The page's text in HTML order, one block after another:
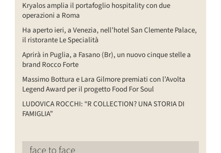
Kryalos amplia il portafoglio hospitality con due
operazioni a Roma
Ha aperto ieri, a Venezia, nell’hotel San Clemente Palace,
il ristorante Le Specialità
Aprirà in Puglia, a Fasano (Br), un nuovo cinque stelle a
brand Rocco Forte
Massimo Bottura e Lara Gilmore premiati con l’Avolta
Legend Award per il progetto Food For Soul
LUDOVICA ROCCHI: “R COLLECTION? UNA STORIA DI
FAMIGLIA”